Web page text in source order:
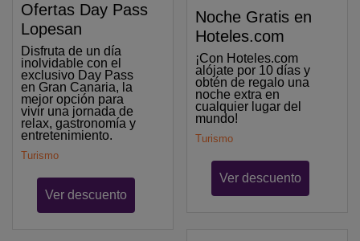
Ofertas Day Pass
Lopesan
Disfruta de un día
inolvidable con el
exclusivo Day Pass
en Gran Canaria, la
mejor opción para
vivir una jornada de
relax, gastronomía y
entretenimiento.
Turismo
Ver descuento
Noche Gratis en
Hoteles.com
¡Con Hoteles.com
alójate por 10 días y
obtén de regalo una
noche extra en
cualquier lugar del
mundo!
Turismo
Ver descuento